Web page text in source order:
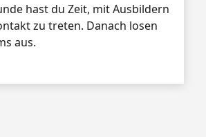
hast du Zeit, mit Ausbildern
zu treten. Danach losen
aus.